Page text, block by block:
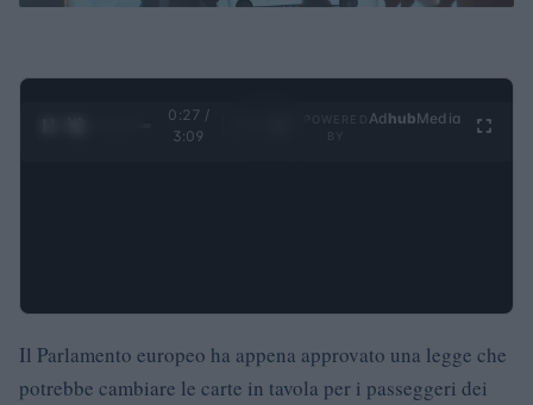
0:28 /
3:09
Ad hubMedia
Il Parlamento europeo ha appena approvato una legge che
potrebbe cambiare le carte in tavola per i passeggeri dei